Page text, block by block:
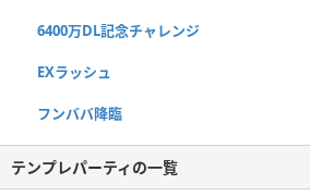
6400万DL記念チャレンジ
EXラッシュ
フンババ降臨
テンプレパーティの一覧